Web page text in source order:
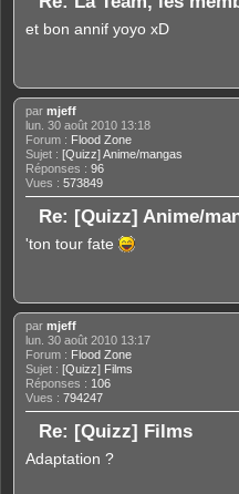
et bon annif yoyo xD
par mjeff
lun. 30 août 2010 13:18
Forum : Flood Zone
Sujet : [Quizz] Anime/mangas
Réponses : 96
Vues : 573849
Re: [Quizz] Anime/
'ton tour fate
par mjeff
lun. 30 août 2010 13:17
Forum : Flood Zone
Sujet : [Quizz] Films
Réponses : 106
Vues : 794247
Re: [Quizz] Films
Adaptation ?